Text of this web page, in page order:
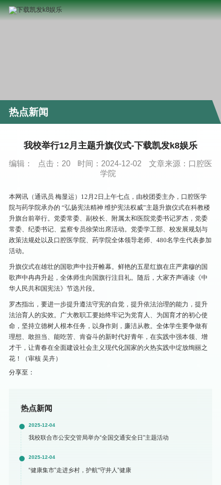
热点新闻
我校举行12月主题升旗仪式-下载凯发k8娱乐
编辑： 点击： 20 时间：2024-12-02
文章来源：口腔医
学院
本网讯（通讯员 梅显运）12月2日上午七点，由校团委主办，口腔医学
院与药学院承办的 “弘扬宪法精神 维护宪法权威”主题升旗仪式在科教楼
升旗台前举行。党委常委、副校长、附属太和医院党委书记罗杰，党委
常委、纪委书记、监察专员徐荣出席活动。党委学工部、校发展规划与
政策法规处以及口腔医学院、药学院全体领导老师、480名学生代表参加
活动。
升旗仪式在雄壮的国歌声中拉开帷幕。鲜艳的五星红旗在庄严肃穆的国
歌声中冉冉升起，全体师生向国旗行注目礼。随后，大家齐声诵读《中
华人民共和国宪法》节选片段。
罗杰指出，要进一步提升遵法守宪的自觉，提升依法治理的能力，提升
法治育人的实效。广大教职工要始终牢记为党育人、为国育才的初心使
命，坚持立德树人根本任务，以身作则，廉洁从教。全体学生要争做有
理想、敢担当、能吃苦、肯奋斗的新时代好青年，在实践中强本领、增
才干，让青春在全面建设社会主义现代化国家的火热实践中绽放绚丽之
花！（审核 吴卉）
分享至：
热点新闻
2025-12-04
我校联合市公安交管局举办“全国交通安全日”主题活动
2025-12-04
“健康集市”走进乡村，护航“守井人”健康